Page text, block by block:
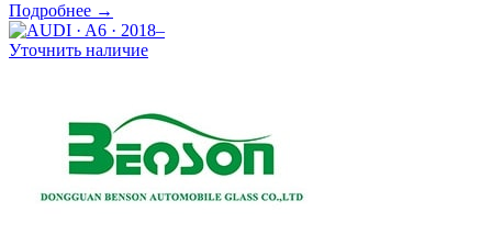
Подробнее →
Уточнить наличие